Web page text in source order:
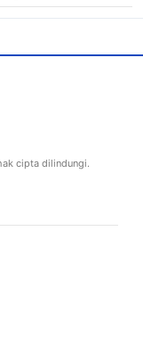
cipta dilindungi.